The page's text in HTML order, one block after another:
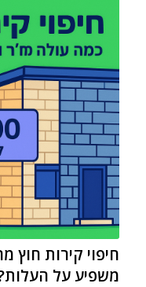
חיפוי קירות חוץ
משפיע על